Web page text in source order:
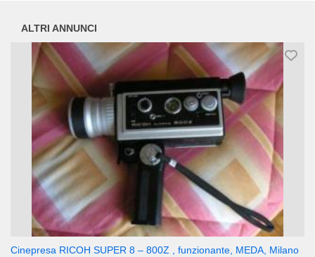
ALTRI ANNUNCI
Cinepresa RICOH SUPER 8 – 800Z , funzionante, MEDA, Milano